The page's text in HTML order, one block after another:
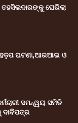
ଘେରିଲା
ହଡ଼ପ ଘଟଣା,ଆରଆଇ ଓ
ସମନ୍ୱୟ ସମିତି
ଦାବିପତ୍ର